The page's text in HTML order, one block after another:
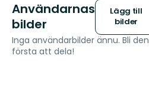
Användarnas
bilder
Lägg till
bilder
Inga användarbilder ännu. Bli den
första att dela!